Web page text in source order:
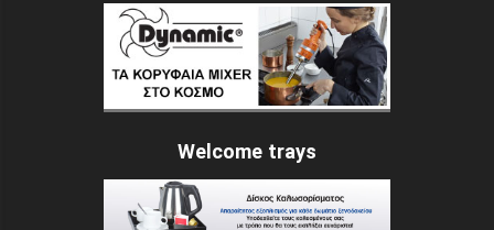
Welcome trays